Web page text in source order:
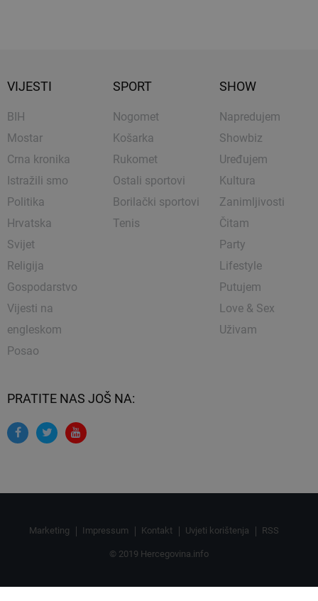
VIJESTI
BIH
Mostar
Crna kronika
Istražili smo
Politika
Hrvatska
Svijet
Religija
Gospodarstvo
Vijesti na
engleskom
Posao
SPORT
Nogomet
Košarka
Rukomet
Ostali sportovi
Borilački sportovi
Tenis
SHOW
Napredujem
Showbiz
Uređujem
Kultura
Zanimljivosti
Čitam
Party
Lifestyle
Putujem
Love & Sex
Uživam
PRATITE NAS JOŠ NA:
Marketing Impressum Kontakt Uvjeti korištenja RSS
© 2019 Hercegovina.info